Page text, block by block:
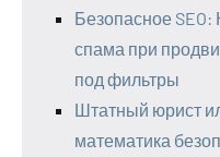
Безопасное SEO:
спама при
под фильтры
Штатный юрист
математика